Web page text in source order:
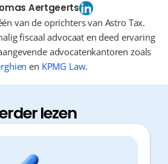
Aertgeerts
van de oprichters van Astro Tax.
fiscaal advocaat en deed ervaring
advocatenkantoren zoals
en KPMG Law.
lezen